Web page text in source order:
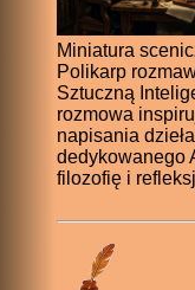
Miniatura
Polikarp
Sztuczną
rozmowa
napisania dzieła
dedykowanego
filozofię i